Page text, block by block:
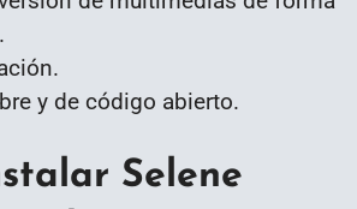
y de código abierto.
Selene